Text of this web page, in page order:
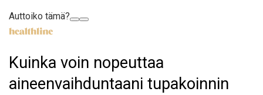
Auttoiko tämä?
Kuinka voin nopeuttaa
aineenvaihduntaani tupakoinnin